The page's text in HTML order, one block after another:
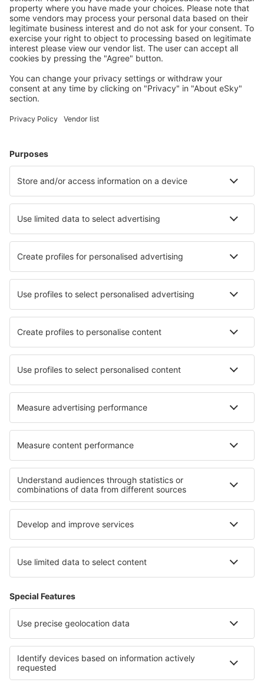
Prețuri atractive și oferte speciale pentru utilizatorii
conectați.
Cazarea preferată
Alege din peste 1,3 mil. de opţiuni: hoteluri, cabane,
Cele mai căutate cazări de către utilizatorii eSky
Cazare în Chiang Mai
Cazare în Patong Beach Cazare în Pattaya
Cazare în Bo Phut Cazare în That Phanom
Cazare în Bang Po Cazare în Buriram Cazare în Sa Khu
Cele mai bune locuri de cazare - orașe
Cazare în Soledad Cazare în La Serna
Cazare în Pellérd Cazare în Llanishen
Cazare în Rieussec Cazare în Quarto Inferiore
Cele mai bune locuri de cazare - regiuni
Cazare in Krabi Cazare pe Plaja Pattaya
Cazare on Phi Phi Islands Cazare in Chiang Mai
Cazare on Ko Lanta Cazare în Varadero
Cazare în Moelltal Cazare in Mahe